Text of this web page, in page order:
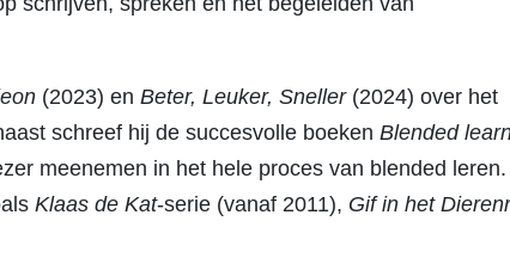
(2023) en Beter, Leuker, Sneller(2024) over het
schreef hij de succesvolle boeken Blended
meenemen in het hele proces van blended leren.
Klaas de Kat-serie (vanaf 2011), Gif in het